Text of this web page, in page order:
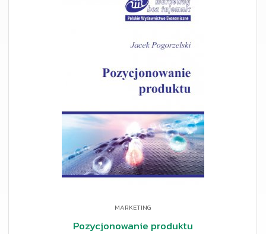
MARKETING
Pozycjonowanie produktu